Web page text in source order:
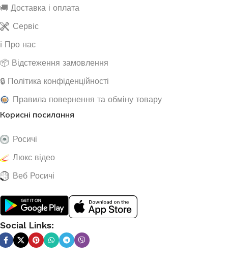
🚚 Доставка і оплата
Сервіс
ℹ️ Про нас
📦 Відстеження замовлення
🔒 Політика конфіденційності
Правила повернення та обміну товару
Корисні посилання
Росичі
Люкс відео
Веб Росичі
Social Links: